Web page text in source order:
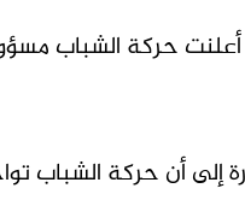
إلى أن حركة الشباب